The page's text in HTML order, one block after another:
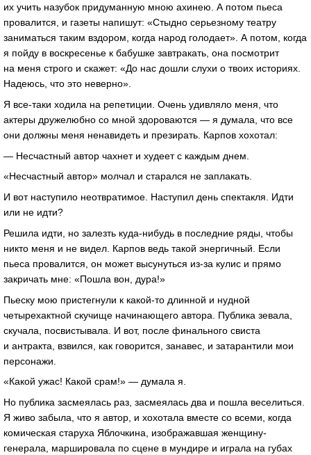
их учить назубок придуманную мною ахинею. А потом пьеса
провалится, и газеты напишут: «Стыдно серьезному театру
заниматься таким вздором, когда народ голодает». А потом, когда
я пойду в воскресенье к бабушке завтракать, она посмотрит
на меня строго и скажет: «До нас дошли слухи о твоих историях.
Надеюсь, что это неверно».
Я все-таки ходила на репетиции. Очень удивляло меня, что
актеры дружелюбно со мной здороваются — я думала, что все
они должны меня ненавидеть и презирать. Карпов хохотал:
— Несчастный автор чахнет и худеет с каждым днем.
«Несчастный автор» молчал и старался не заплакать.
И вот наступило неотвратимое. Наступил день спектакля. Идти
или не идти?
Решила идти, но залезть куда-нибудь в последние ряды, чтобы
никто меня и не видел. Карпов ведь такой энергичный. Если
пьеса провалится, он может высунуться из-за кулис и прямо
закричать мне: «Пошла вон, дура!»
Пьеску мою пристегнули к какой-то длинной и нудной
четырехактной скучище начинающего автора. Публика зевала,
скучала, посвистывала. И вот, после финального свиста
и антракта, взвился, как говорится, занавес, и затарантили мои
персонажи.
«Какой ужас! Какой срам!» — думала я.
Но публика засмеялась раз, засмеялась два и пошла веселиться.
Я живо забыла, что я автор, и хохотала вместе со всеми, когда
комическая старуха Яблочкина, изображавшая женщину-
генерала, маршировала по сцене в мундире и играла на губах